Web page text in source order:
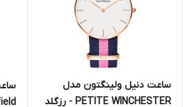
ساعت دنیل ولینگتون مدل
PETITE WINCHESTER - رزگلد